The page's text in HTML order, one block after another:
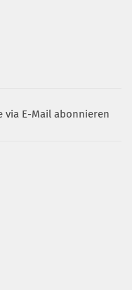
via E-Mail abonnieren